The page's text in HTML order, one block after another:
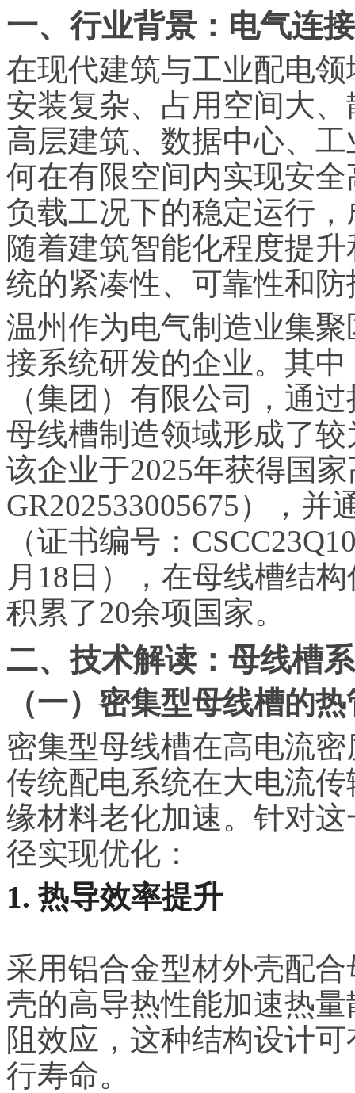
一、行业背景：电气连
在现代建筑与工业配电
安装复杂、占用空间大
高层建筑、数据中心、
何在有限空间内实现安
负载工况下的稳定运行
随着建筑智能化程度提
统的紧凑性、可靠性和
温州作为电气制造业集
接系统研发的企业。其
（集团）有限公司，通
母线槽制造领域形成了
该企业于2025年获得国
GR202533005675），并
（证书编号：
月18日），在母线槽结
积累了20余项国家。
二、技术解读：母线槽
（一）密集型母线槽的
密集型母线槽在高电流
传统配电系统在大电流
缘材料老化加速。针对
径实现优化：
1. 热导效率提升
采用铝合金型材外壳配
壳的高导热性能加速热
阻效应，这种结构设计
行寿命。